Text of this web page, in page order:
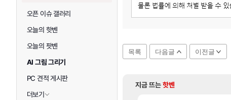
오픈 이슈 갤러리
오늘의 핫벤
오늘의 팟벤
AI 그림 그리기
PC 견적 게시판
더보기
목록 다음글 이전글
지금 뜨는핫벤